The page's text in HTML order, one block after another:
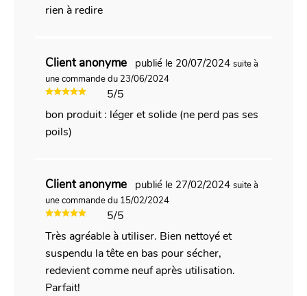
rien à redire
Client anonyme publié le 20/07/2024 suite à
une commande du 23/06/2024
5/5
bon produit : léger et solide (ne perd pas ses
poils)
Client anonyme publié le 27/02/2024 suite à
une commande du 15/02/2024
5/5
Très agréable à utiliser. Bien nettoyé et
suspendu la tête en bas pour sécher,
redevient comme neuf après utilisation.
Parfait!